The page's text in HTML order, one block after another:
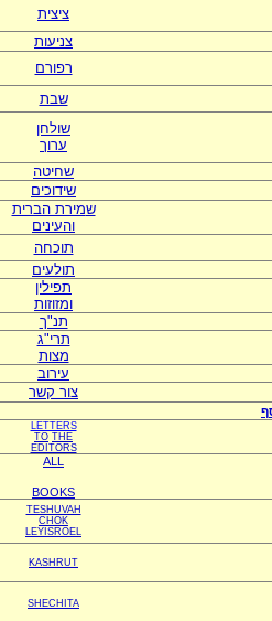
ציצית
צניעות
רפורם
שבת
שולחן
ערוך
שחיטה
שידוכים
שמירת הברית
והעינים
תוכחה
תולעים
תפילין
ומזוזות
תנ"ך
תרי"ג
מצות
עירוב
צור קשר
LETTERS
TO THE
EDITORS
ALL
BOOKS
TESHUVAH
CHOK
LEYISROEL
KASHRUT
SHECHITA